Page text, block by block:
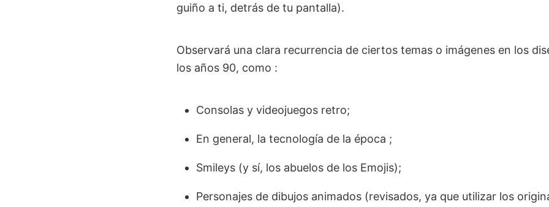
guiño a ti, detrás de tu pantalla).
Observará una clara recurrencia de ciertos temas o imágenes en los
los años 90, como :
Consolas y videojuegos retro;
En general, la tecnología de la época ;
Smileys (y sí, los abuelos de los Emojis);
Personajes de dibujos animados (revisados, ya que utilizar los